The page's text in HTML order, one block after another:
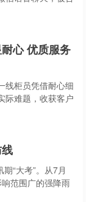
心 优质服务
线柜员凭借耐心细
际难题，收获客户
“大考”。从7月
范围广的强降雨